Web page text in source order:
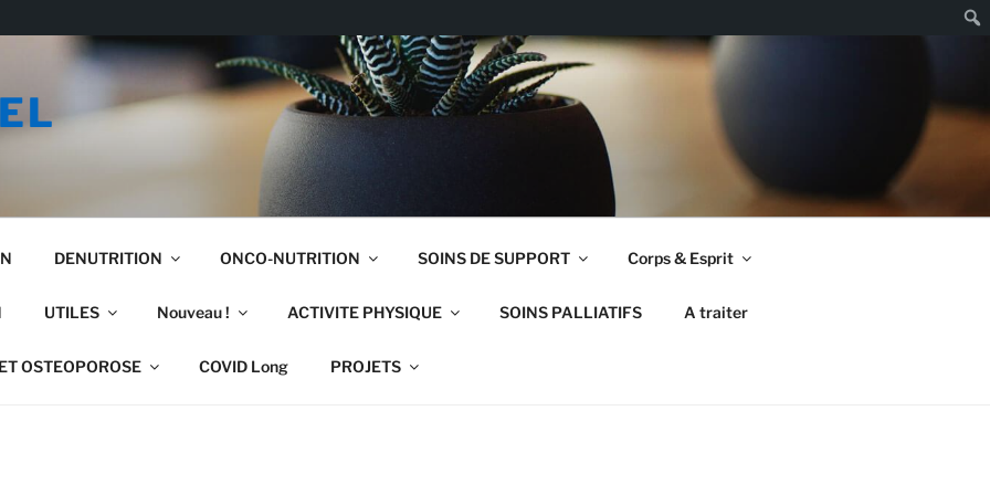
DENUTRITION ONCO-NUTRITION SOINS DE SUPPORT Corps & Esprit
UTILES Nouveau ! ACTIVITE PHYSIQUE SOINS PALLIATIFS A traiter
OSTEOPOROSE COVID Long PROJETS